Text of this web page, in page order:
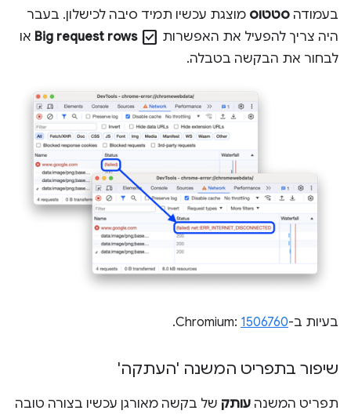
בעמודה סטטוס מוצגת עכשיו תמיד סיבה לכישלון. בעבר
היה צריך להפעיל את האפשרות check_box
Big request rows או
לבחור את הבקשה בטבלה.
בעיות ב-Chromium:1506760
.
שיפור בתפריט המשנה 'העתקה'
תפריט המשנה עותק של בקשה מאורגן עכשיו בצורה טובה